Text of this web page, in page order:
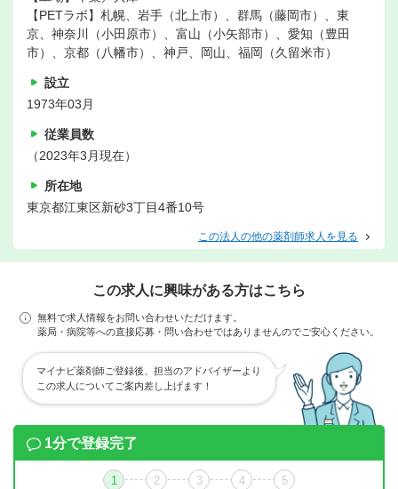
【PETラボ】札幌、岩手（北上市）、群馬（藤岡市）、東
京、神奈川（小田原市）、富山（小矢部市）、愛知（豊田
市）、京都（八幡市）、神戸、岡山、福岡（久留米市）
設立
1973年03月
従業員数
（2023年3月現在）
所在地
東京都江東区新砂3丁目4番10号
この法人の他の薬剤師求人を見る
この求人に興味がある方はこちら
無料で求人情報をお問い合わせいただけます。
薬局・病院等への直接応募・問い合わせではありませんのでご安心ください。
マイナビ薬剤師ご登録後、担当のアドバイザーより
この求人についてご案内差し上げます！
1分で登録完了
1 2 3 4 5